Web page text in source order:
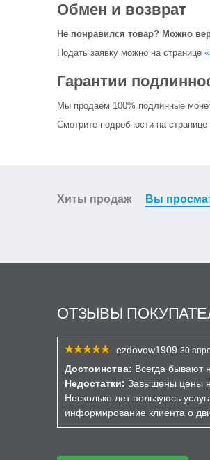
Обмен и возврат
Не понравился товар? Можно
Подать заявку можно на странице
Гарантии
Мы продаем 100% подлинные
Смотрите подробности на странице
Хиты продаж Вы
ОТЗЫВЫ
ezdovow1909 30
Достоинства: Всегда бывают
Недостатки: Завышены цены
Несколько лет пользуюсь
информирование клиента о